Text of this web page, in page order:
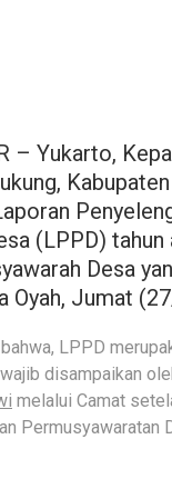
– Yukarto,
(LPPD) tahun
Desa
Oyah, Jumat
LPPD
disampaikan
melalui Camat
Permusyawaratan